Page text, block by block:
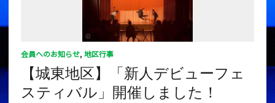
会員へのお知らせ, 地区行事
【城東地区】「新人デビューフェ
スティバル」開催しました！